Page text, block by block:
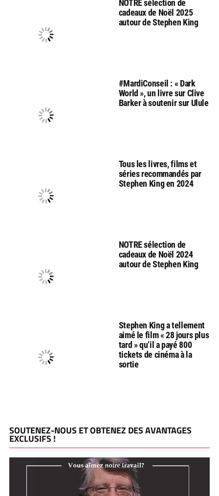
NOTRE sélection de
cadeaux de Noël 2025
autour de Stephen King
#MardiConseil : « Dark
World », un livre sur Clive
Barker à soutenir sur Ulule
Tous les livres, films et
séries recommandés par
Stephen King en 2024
NOTRE sélection de
cadeaux de Noël 2024
autour de Stephen King
Stephen King a tellement
aimé le film « 28 jours plus
tard » qu’il a payé 800
tickets de cinéma à la
sortie
SOUTENEZ-NOUS ET OBTENEZ DES AVANTAGES
EXCLUSIFS !